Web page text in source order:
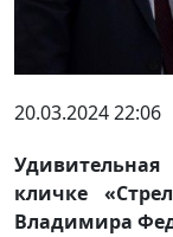
20.03.2024 22:06
кличке
Владимира